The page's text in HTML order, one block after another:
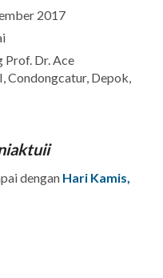
2017
Prof. Dr. Ace
Condongcatur, Depok,
dengan Hari Kamis,